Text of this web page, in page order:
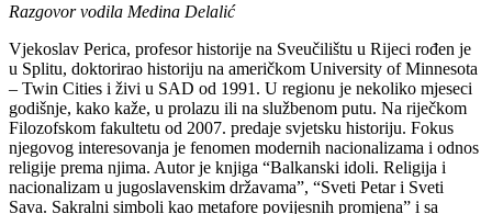
Razgovor vodila Medina Delalić
Vjekoslav Perica, profesor historije na Sveučilištu u Rijeci rođen je
u Splitu, doktorirao historiju na američkom University of Minnesota
– Twin Cities i živi u SAD od 1991. U regionu je nekoliko mjeseci
godišnje, kako kaže, u prolazu ili na službenom putu. Na riječkom
Filozofskom fakultetu od 2007. predaje svjetsku historiju. Fokus
njegovog interesovanja je fenomen modernih nacionalizama i odnos
religije prema njima. Autor je knjiga “Balkanski idoli. Religija i
nacionalizam u jugoslavenskim državama”, “Sveti Petar i Sveti
Sava. Sakralni simboli kao metafore povijesnih promjena” i sa